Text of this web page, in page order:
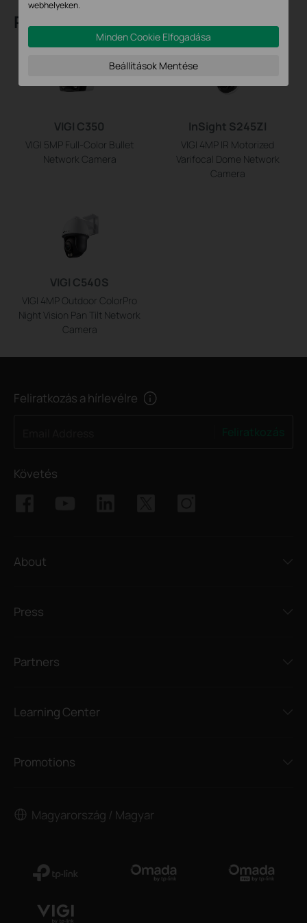
Recommend Products
VIGI C350
VIGI 5MP Full-Color Bullet
Network Camera
InSight S245ZI
VIGI 4MP IR Motorized
Varifocal Dome Network
Camera
VIGI C540S
VIGI 4MP Outdoor ColorPro
Night Vision Pan Tilt Network
Camera
Feliratkozás a hírlevélre
Követés
About
Press
Partners
Learning Center
Promotions
Magyarország / Magyar
webhelyeken.
Minden Cookie Elfogadása
Beállítások Mentése